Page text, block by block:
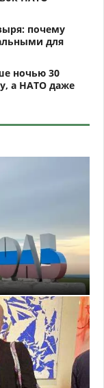
почему
для
ночью 30
а НАТО даже